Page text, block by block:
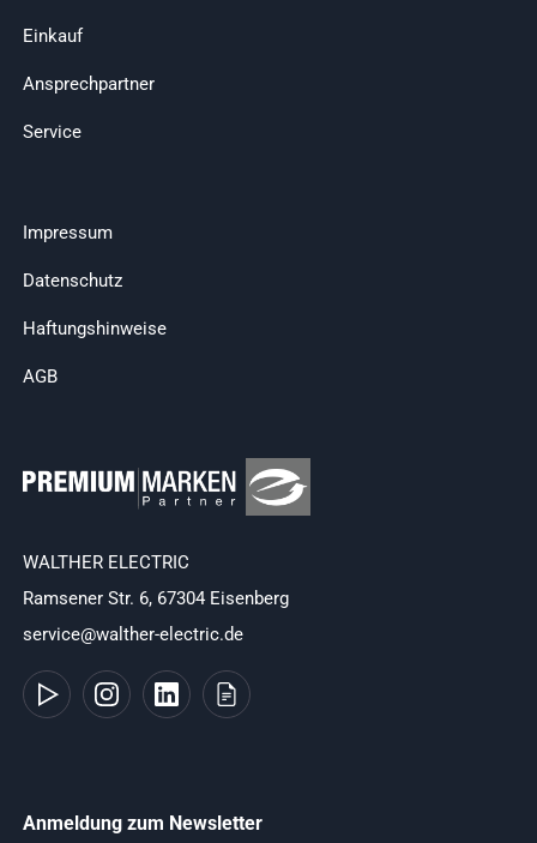
Einkauf
Ansprechpartner
Service
Impressum
Datenschutz
Haftungshinweise
AGB
WALTHER ELECTRIC
Ramsener Str. 6, 67304 Eisenberg
service@walther-electric.de
Anmeldung zum Newsletter